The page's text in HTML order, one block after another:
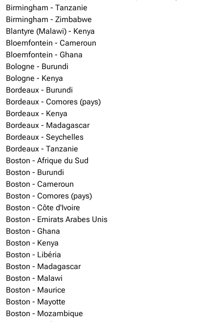
Birmingham - Tanzanie
Birmingham - Zimbabwe
Blantyre (Malawi) - Kenya
Bloemfontein - Cameroun
Bloemfontein - Ghana
Bologne - Burundi
Bologne - Kenya
Bordeaux - Burundi
Bordeaux - Comores (pays)
Bordeaux - Kenya
Bordeaux - Madagascar
Bordeaux - Seychelles
Bordeaux - Tanzanie
Boston - Afrique du Sud
Boston - Burundi
Boston - Cameroun
Boston - Comores (pays)
Boston - Côte d'Ivoire
Boston - Emirats Arabes Unis
Boston - Ghana
Boston - Kenya
Boston - Libéria
Boston - Madagascar
Boston - Malawi
Boston - Maurice
Boston - Mayotte
Boston - Mozambique